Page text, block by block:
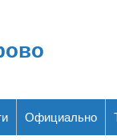
Официально